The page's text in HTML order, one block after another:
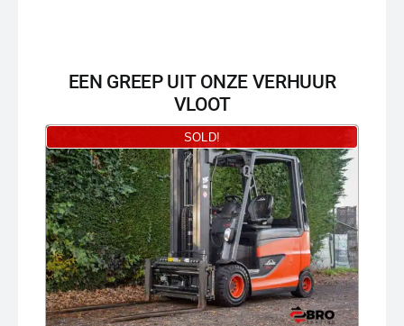
EEN GREEP UIT ONZE VERHUUR
VLOOT
SOLD!